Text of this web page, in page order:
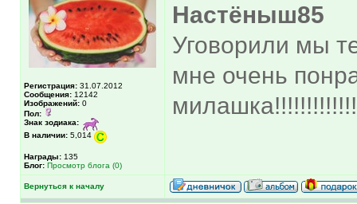
Регистрация: 31.07.2012
Сообщения: 12142
Изображений: 0
Пол:
Знак зодиака:
В наличии: 5,014
Награды: 135
Блог: Просмотр блога (0)
Настёныш85
Уговорили мы
мне очень
Вернуться к началу